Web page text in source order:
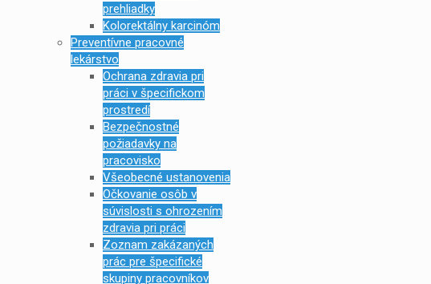
prehliadky
Kolorektálny karcinóm
Preventívne pracovné
lekárstvo
Ochrana zdravia pri
práci v špecifickom
prostredí
Bezpečnostné
požiadavky na
pracovisko
Všeobecné ustanovenia
Očkovanie osôb v
súvislosti s ohrozením
zdravia pri práci
Zoznam zakázaných
prác pre špecifické
skupiny pracovníkov